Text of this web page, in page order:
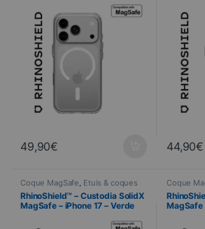
49,90€ 44,90€
Coque MagSafe, Étuis & coques
smartphones, Cellulare
RhinoShield,Telefonia
RhinoShield™ – Custodia SolidX
MagSafe – iPhone 17 – Verde
Coque
MagSafe